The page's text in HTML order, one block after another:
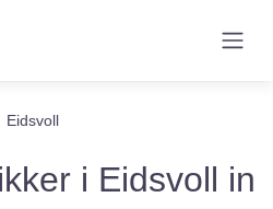
Eidsvoll
i Eidsvoll in